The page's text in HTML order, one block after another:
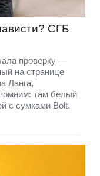
СГБ
проверку —
на странице
Ланга,
там белый
с сумками Bolt.